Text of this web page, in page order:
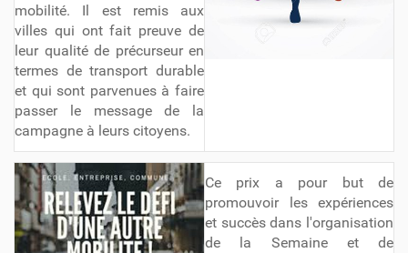
mobilité. Il est remis aux
villes qui ont fait preuve de
leur qualité de précurseur en
termes de transport durable
et qui sont parvenues à faire
passer le message de la
campagne à leurs citoyens.
Ce prix a pour but de
promouvoir les expériences
et succès dans l'organisation
de la Semaine et de